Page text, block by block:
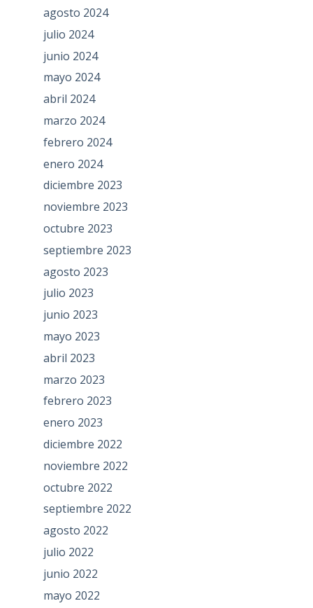
agosto 2024
julio 2024
junio 2024
mayo 2024
abril 2024
marzo 2024
febrero 2024
enero 2024
diciembre 2023
noviembre 2023
octubre 2023
septiembre 2023
agosto 2023
julio 2023
junio 2023
mayo 2023
abril 2023
marzo 2023
febrero 2023
enero 2023
diciembre 2022
noviembre 2022
octubre 2022
septiembre 2022
agosto 2022
julio 2022
junio 2022
mayo 2022